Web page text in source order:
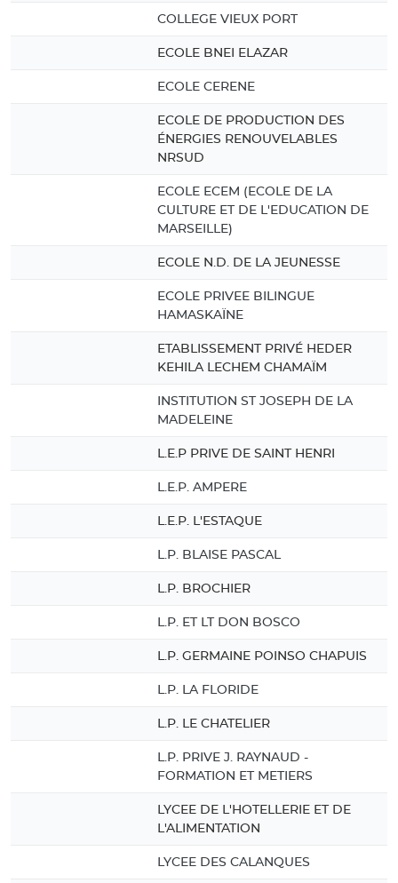
COLLEGE VIEUX PORT
ECOLE BNEI ELAZAR
ECOLE CERENE
ECOLE DE PRODUCTION DES
ÉNERGIES RENOUVELABLES
NRSUD
ECOLE ECEM (ECOLE DE LA
CULTURE ET DE L'EDUCATION DE
MARSEILLE)
ECOLE N.D. DE LA JEUNESSE
ECOLE PRIVEE BILINGUE
HAMASKAÏNE
ETABLISSEMENT PRIVÉ HEDER
KEHILA LECHEM CHAMAÏM
INSTITUTION ST JOSEPH DE LA
MADELEINE
L.E.P PRIVE DE SAINT HENRI
L.E.P. AMPERE
L.E.P. L'ESTAQUE
L.P. BLAISE PASCAL
L.P. BROCHIER
L.P. ET LT DON BOSCO
L.P. GERMAINE POINSO CHAPUIS
L.P. LA FLORIDE
L.P. LE CHATELIER
L.P. PRIVE J. RAYNAUD -
FORMATION ET METIERS
LYCEE DE L'HOTELLERIE ET DE
L'ALIMENTATION
LYCEE DES CALANQUES